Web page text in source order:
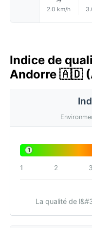
2.0 km/h
Indice de
Andorre 🇦🇩
1
1 2 3
La qualité de